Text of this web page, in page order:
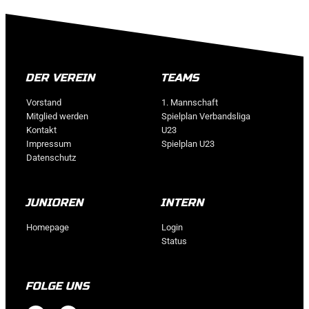
DER VEREIN
Vorstand
Mitglied werden
Kontakt
Impressum
Datenschutz
TEAMS
1. Mannschaft
Spielplan Verbandsliga
U23
Spielplan U23
JUNIOREN
Homepage
INTERN
Login
Status
FOLGE UNS